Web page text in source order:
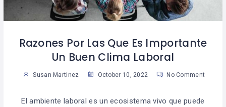
Razones Por Las Que Es Importante
Un Buen Clima Laboral
Susan Martinez October 10, 2022 No Comment
El ambiente laboral es un ecosistema vivo que puede